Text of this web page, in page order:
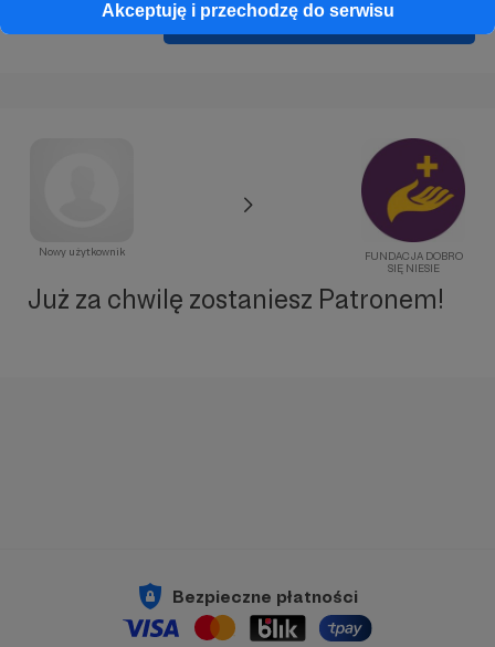
Akceptuję i przechodzę do serwisu
Cofnij Zarejestruj się i przejdź dalej
Nowy użytkownik
FUNDACJA DOBRO
SIĘ NIESIE
Już za chwilę zostaniesz Patronem!
Bezpieczne płatności